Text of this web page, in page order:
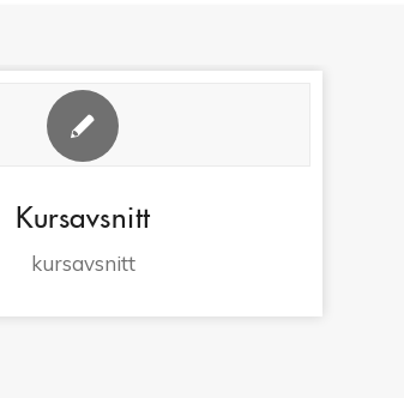
Kursavsnitt
kursavsnitt